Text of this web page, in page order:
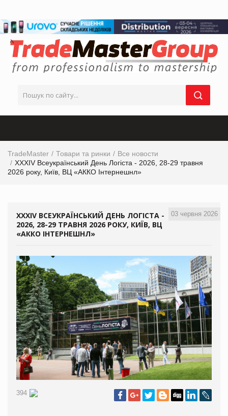
TradeMaster Товари та ринки
Все новости
XXXIV Всеукраїнський День Логіста - 2026, 28-29 травня
2026 року, Київ, ВЦ «АККО Інтернешнл»
03 червня 2026
XXXIV ВСЕУКРАЇНСЬКИЙ ДЕНЬ ЛОГІСТА -
2026, 28-29 ТРАВНЯ 2026 РОКУ, КИЇВ, ВЦ
«АККО ІНТЕРНЕШНЛ»
394